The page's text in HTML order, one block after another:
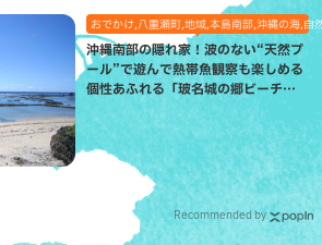
おでかけ,八重瀬町,地域,本島南部,沖縄の海,自
沖縄南部の隠れ家！波のない“天然プ
ール”で遊んで熱帯魚観察も楽しめる
個性あふれる「玻名城の郷ビーチ」
（八重瀬町）
Recommended by